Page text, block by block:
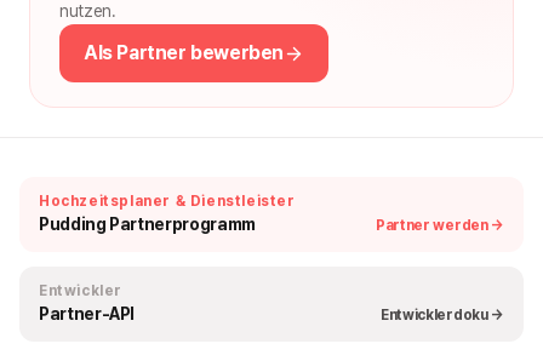
nutzen.
Als Partner bewerben
Hochzeitsplaner & Dienstleister
Pudding Partnerprogramm Partner werden →
Entwickler
Partner-API Entwicklerdoku →